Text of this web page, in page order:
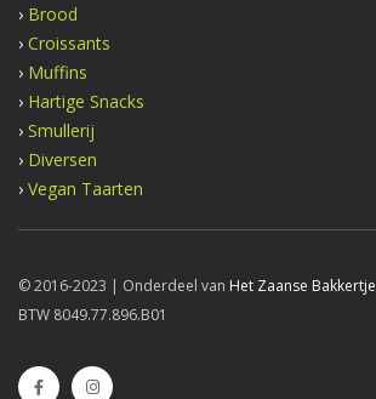
› Brood
› Croissants
› Muffins
› Hartige Snacks
› Smullerij
› Diversen
› Vegan Taarten
© 2016-2023 | Onderdeel van Het Zaanse Bakkertje
BTW 8049.77.896.B01